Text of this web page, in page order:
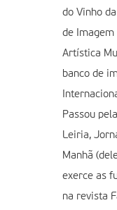
do Vinho
de Imagem
Artística
banco de
Passou
Leiria,
Manhã
exerce as
na revista